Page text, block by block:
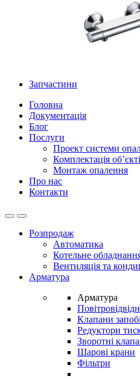
Запчастини
Головна
Документація
Блог
Послуги
Проект системи
Комплектація
Монтаж опалення
Про нас
Контакти
OpenClose
Розпродаж
Автоматика
Котельне
Вентиляція та
Арматура
Арматура
Клапани
Редуктори
Зворотні
Шарові крани
Фільтри